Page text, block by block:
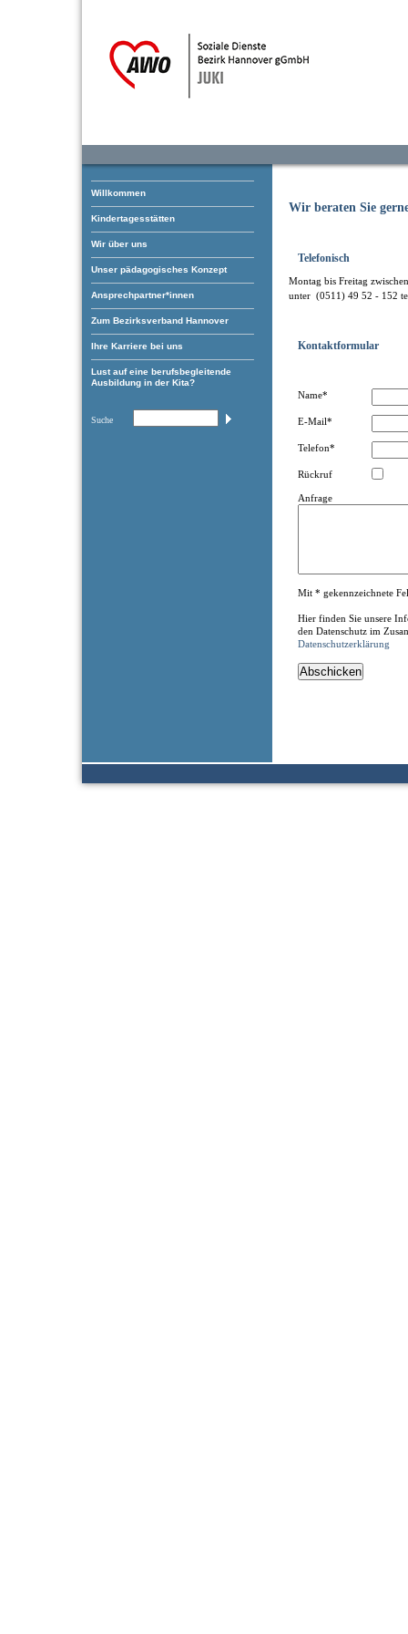
Willkommen
Kindertagesstätten
Wir über uns
Unser pädagogisches Konzept
Ansprechpartner*innen
Zum Bezirksverband Hannover
Ihre Karriere bei uns
Lust auf eine berufsbegleitende
Ausbildung in der Kita?
Suche
Wir beraten Sie
Telefonisch
Montag bis Freitag
unter (0511) 49 52 - 152
Kontaktformular
Name*
E-Mail*
Telefon*
Rückruf
Anfrage
Mit * gekennzeichnete
Hier finden Sie unsere
den Datenschutz im
Datenschutzerklärung